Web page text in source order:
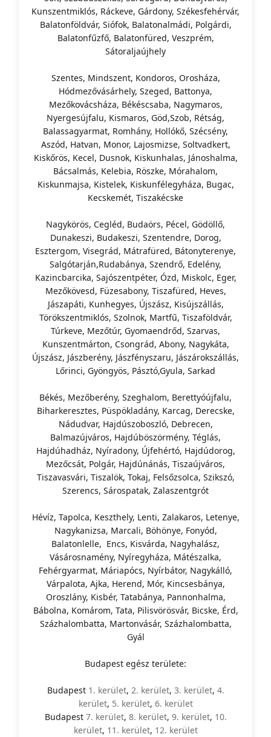
Kunszentmiklós, Ráckeve, Gárdony, Székesfehérvár,
Balatonföldvár, Siófok, Balatonalmádi, Polgárdi,
Balatonfűzfő, Balatonfüred, Veszprém,
Sátoraljaújhely
Szentes, Mindszent, Kondoros, Orosháza,
Hódmezővásárhely, Szeged, Battonya,
Mezőkovácsháza, Békéscsaba, Nagymaros,
Nyergesújfalu, Kismaros, Göd,Szob, Rétság,
Balassagyarmat, Romhány, Hollókő, Szécsény,
Aszód, Hatvan, Monor, Lajosmizse, Soltvadkert,
Kiskőrös, Kecel, Dusnok, Kiskunhalas, Jánoshalma,
Bácsalmás, Kelebia, Röszke, Mórahalom,
Kiskunmajsa, Kistelek, Kiskunfélegyháza, Bugac,
Kecskemét, Tiszakécske
Nagykörös, Cegléd, Budaörs, Pécel, Gödöllő,
Dunakeszi, Budakeszi, Szentendre, Dorog,
Esztergom, Visegrád, Mátrafüred, Bátonyterenye,
Salgótarján,Rudabánya, Szendrő, Edelény,
Kazincbarcika, Sajószentpéter, Ózd, Miskolc, Eger,
Mezőkövesd, Füzesabony, Tiszafüred, Heves,
Jászapáti, Kunhegyes, Újszász, Kisújszállás,
Törökszentmiklós, Szolnok, Martfű, Tiszaföldvár,
Túrkeve, Mezőtúr, Gyomaendrőd, Szarvas,
Kunszentmárton, Csongrád, Abony, Nagykáta,
Újszász, Jászberény, Jászfényszaru, Jászárokszállás,
Lőrinci, Gyöngyös, Pásztó,Gyula, Sarkad
Békés, Mezőberény, Szeghalom, Berettyóújfalu,
Biharkeresztes, Püspökladány, Karcag, Derecske,
Nádudvar, Hajdúszoboszló, Debrecen,
Balmazújváros, Hajdúböszörmény, Téglás,
Hajdúhadház, Nyíradony, Újfehértó, Hajdúdorog,
Mezőcsát, Polgár, Hajdúnánás, Tiszaújváros,
Tiszavasvári, Tiszalök, Tokaj, Felsőzsolca, Szikszó,
Szerencs, Sárospatak, Zalaszentgrót
Hévíz, Tapolca, Keszthely, Lenti, Zalakaros, Letenye,
Nagykanizsa, Marcali, Böhönye, Fonyód,
Balatonlelle, Encs, Kisvárda, Nagyhalász,
Vásárosnamény, Nyíregyháza, Mátészalka,
Fehérgyarmat, Máriapócs, Nyírbátor, Nagykálló,
Várpalota, Ajka, Herend, Mór, Kincsesbánya,
Oroszlány, Kisbér, Tatabánya, Pannonhalma,
Bábolna, Komárom, Tata, Pilisvörösvár, Bicske, Érd,
Százhalombatta, Martonvásár, Százhalombatta,
Gyál
Budapest egész területe:
Budapest 1. kerület, 2. kerület, 3. kerület, 4.
kerület, 5. kerület, 6. kerület
Budapest 7. kerület, 8. kerület, 9. kerület, 10.
kerület, 11. kerület, 12. kerület